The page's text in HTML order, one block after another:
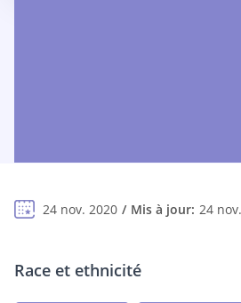
24 nov. 2020 Mis à jour: 24
Race et ethnicité